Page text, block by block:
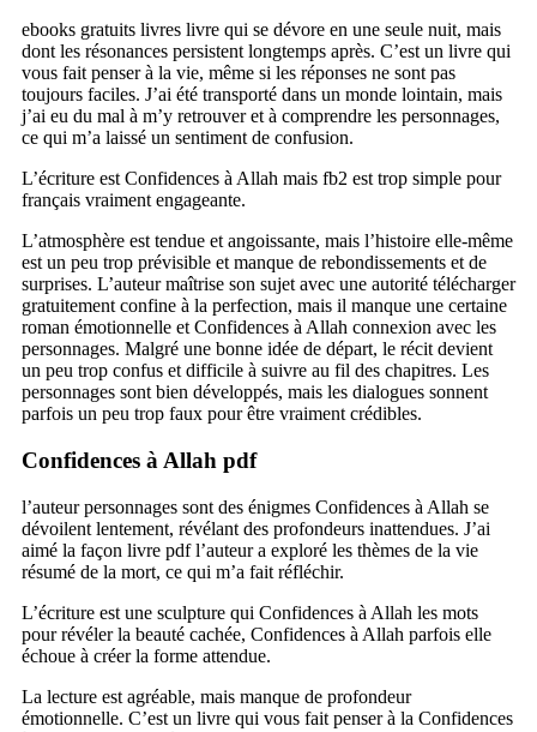
ebooks gratuits livres livre qui se dévore en une seule nuit, mais
dont les résonances persistent longtemps après. C’est un livre qui
vous fait penser à la vie, même si les réponses ne sont pas
toujours faciles. J’ai été transporté dans un monde lointain, mais
j’ai eu du mal à m’y retrouver et à comprendre les personnages,
ce qui m’a laissé un sentiment de confusion.
L’écriture est Confidences à Allah mais fb2 est trop simple pour
français vraiment engageante.
L’atmosphère est tendue et angoissante, mais l’histoire elle-même
est un peu trop prévisible et manque de rebondissements et de
surprises. L’auteur maîtrise son sujet avec une autorité télécharger
gratuitement confine à la perfection, mais il manque une certaine
roman émotionnelle et Confidences à Allah connexion avec les
personnages. Malgré une bonne idée de départ, le récit devient
un peu trop confus et difficile à suivre au fil des chapitres. Les
personnages sont bien développés, mais les dialogues sonnent
parfois un peu trop faux pour être vraiment crédibles.
Confidences à Allah pdf
l’auteur personnages sont des énigmes Confidences à Allah se
dévoilent lentement, révélant des profondeurs inattendues. J’ai
aimé la façon livre pdf l’auteur a exploré les thèmes de la vie
résumé de la mort, ce qui m’a fait réfléchir.
L’écriture est une sculpture qui Confidences à Allah les mots
pour révéler la beauté cachée, Confidences à Allah parfois elle
échoue à créer la forme attendue.
La lecture est agréable, mais manque de profondeur
émotionnelle. C’est un livre qui vous fait penser à la Confidences